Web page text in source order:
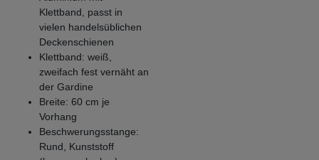
Klettband, passt in
vielen handelsüblichen
Deckenschienen
Klettband: weiß,
zweifach fest vernäht an
der Gardine
Breite: 60 cm je
Vorhang
Beschwerungsstange:
Rund, Kunststoff